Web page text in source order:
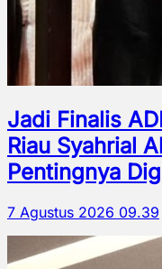
Jadi Finalis
Riau Syahrial
Pentingnya
7 Agustus 2026 09.39